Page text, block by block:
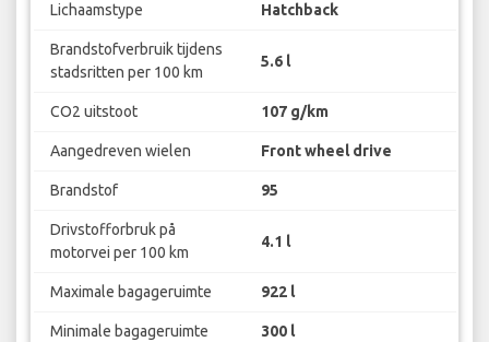
Lichaamstype Hatchback
Brandstofverbruik tijdens
stadsritten per 100 km
5.6 l
CO2 uitstoot 107 g/km
Aangedreven wielen Front wheel drive
Brandstof 95
Drivstofforbruk på
motorvei per 100 km
4.1 l
Maximale bagageruimte 922 l
Minimale bagageruimte 300 l